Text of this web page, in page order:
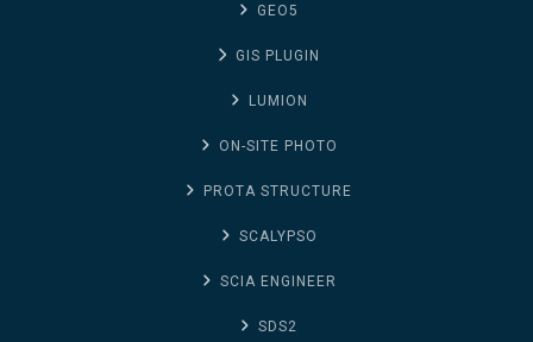
GEO5
GIS PLUGIN
LUMION
ON-SITE PHOTO
PROTA STRUCTURE
SCALYPSO
SCIA ENGINEER
SDS2